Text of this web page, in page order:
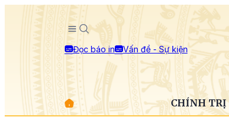
Đọc báo in Vấn đề - Sự kiện
CHÍNH TRỊ